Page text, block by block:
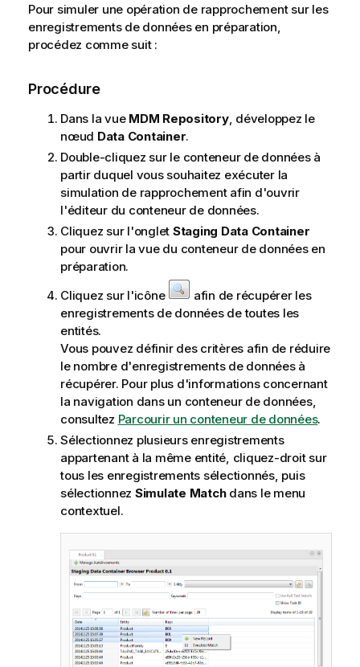
n
s
Pour simuler une opération de rapprochement sur les
enregistrements de données en préparation,
procédez comme suit :
Procédure
Dans la vue MDM Repository, développez le
nœud Data Container.
Double-cliquez sur le conteneur de données à
partir duquel vous souhaitez exécuter la
simulation de rapprochement afin d'ouvrir
l'éditeur du conteneur de données.
Cliquez sur l'onglet Staging Data Container
pour ouvrir la vue du conteneur de données en
préparation.
Cliquez sur l'icône
afin de récupérer les
enregistrements de données de toutes les
entités.
Vous pouvez définir des critères afin de réduire
le nombre d'enregistrements de données à
récupérer. Pour plus d'informations concernant
la navigation dans un conteneur de données,
consultez Parcourir un conteneur de données.
Sélectionnez plusieurs enregistrements
appartenant à la même entité, cliquez-droit sur
tous les enregistrements sélectionnés, puis
sélectionnez Simulate Matchdans le menu
contextuel.